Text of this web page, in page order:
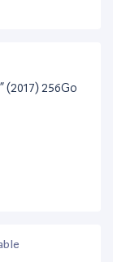
(2017) 256Go